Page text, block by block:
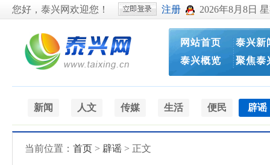
您好，泰兴网欢迎您！ 注册 2026年8月8日
网站首页
泰兴概览
泰兴新
聚焦泰
新闻 人文 传媒 生活 便民 辟谣
当前位置： 首页 > 辟谣 > 正文